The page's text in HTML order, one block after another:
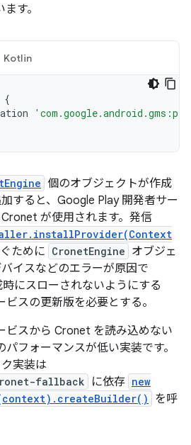
す。
Kotlin
{
個のオブジェクトが作成
すると、Google Play 開発者サー
が使用されます。発信
ために CronetEngine オブジェ
イスなどのエラーが原因で
時にスローされないようにする
スの更新版を必要とする。
ビスから Cronet を読み込めない
フォーマンスが低い実装です。
実装は
fallback に依存 new
を呼